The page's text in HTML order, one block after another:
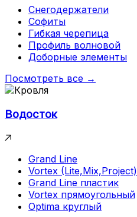
Снегодержатели
Софиты
Гибкая черепица
Профиль волновой
Доборные элементы
Посмотреть все →
Водосток
Grand Line
Vortex (Lite,Mix,Project)
Grand Line пластик
Vortex прямоугольный
Optima круглый